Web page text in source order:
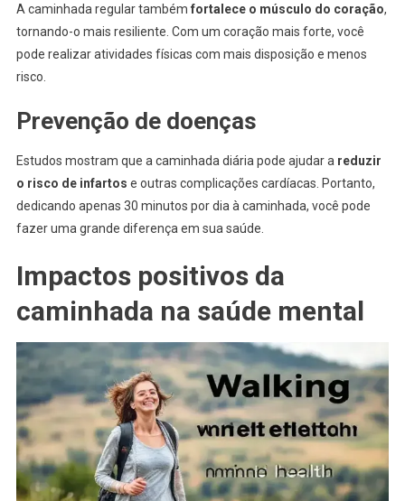
A caminhada regular também fortalece o músculo do coração,
tornando-o mais resiliente. Com um coração mais forte, você
pode realizar atividades físicas com mais disposição e menos
risco.
Prevenção de doenças
Estudos mostram que a caminhada diária pode ajudar a reduzir
o risco de infartos e outras complicações cardíacas. Portanto,
dedicando apenas 30 minutos por dia à caminhada, você pode
fazer uma grande diferença em sua saúde.
Impactos positivos da
caminhada na saúde mental